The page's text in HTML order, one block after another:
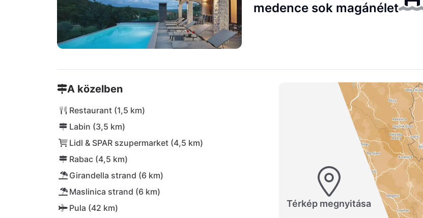
medence sok magánélet
A közelben
Restaurant (1,5 km)
Labin (3,5 km)
Lidl & SPAR szupermarket (4,5 km)
Rabac (4,5 km)
Girandella strand (6 km)
Maslinica strand (6 km)
Pula (42 km)
Térkép megnyitása